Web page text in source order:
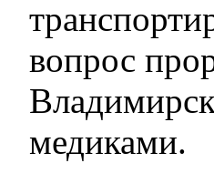
вопрос
медиками.